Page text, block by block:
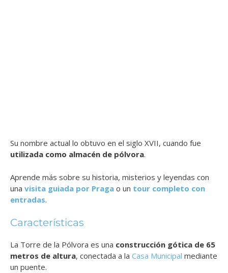
Su nombre actual lo obtuvo en el siglo XVII, cuando fue
utilizada como almacén de pólvora.
Aprende más sobre su historia, misterios y leyendas con
una visita guiada por Praga o un tour completo con
entradas.
Características
La Torre de la Pólvora es una construcción gótica de 65
metros de altura, conectada a la Casa Municipal mediante
un puente.